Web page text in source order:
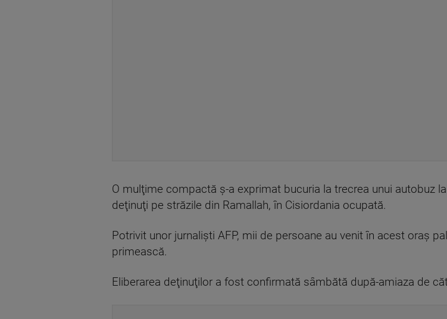
O mulţime compactă ş-a exprimat bucuria la trecrea unui autobuz
deţinuţi pe străzile din Ramallah, în Cisiordania ocupată.
Potrivit unor jurnalişti AFP, mii de persoane au venit în acest oraş
primească.
Eliberarea deţinuţilor a fost confirmată sâmbătă după-amiaza de